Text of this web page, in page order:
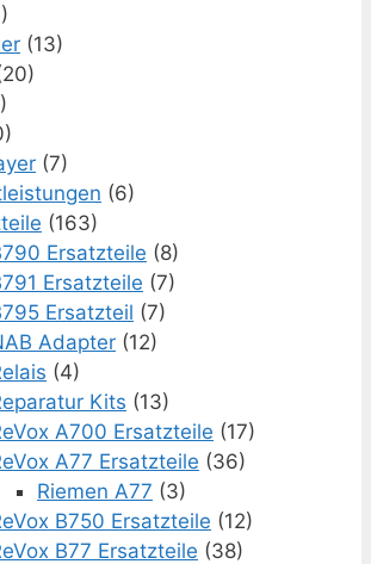
(13)
(7)
(6)
(163)
Ersatzteile (8)
Ersatzteile (7)
Ersatzteil (7)
Adapter (12)
(4)
Kits (13)
A700 Ersatzteile (17)
A77 Ersatzteile (36)
Riemen A77 (3)
B750 Ersatzteile (12)
B77 Ersatzteile (38)